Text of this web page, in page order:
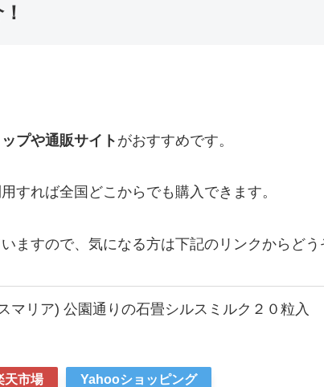
プや通販サイト がおすすめです。
すれば全国どこからでも購入できます。
ますので、気になる方は下記のリンクからどう
マリア) 公園通りの石畳シルスミルク２０粒入
天市場 Yahooショッピング